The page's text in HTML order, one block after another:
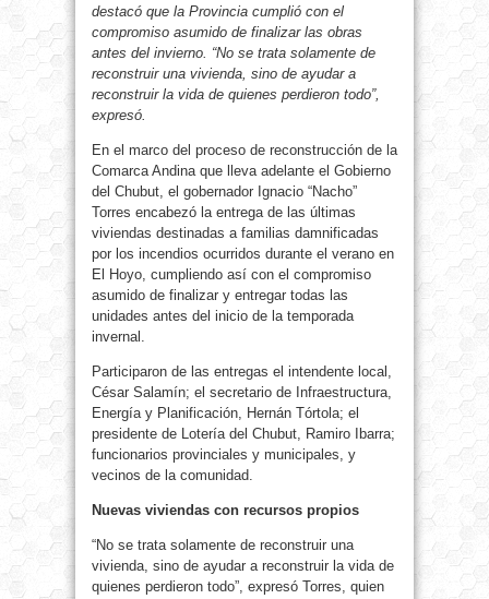
destacó que la Provincia cumplió con el
compromiso asumido de finalizar las obras
antes del invierno. “No se trata solamente de
reconstruir una vivienda, sino de ayudar a
reconstruir la vida de quienes perdieron todo”,
expresó.
En el marco del proceso de reconstrucción de la
Comarca Andina que lleva adelante el Gobierno
del Chubut, el gobernador Ignacio “Nacho”
Torres encabezó la entrega de las últimas
viviendas destinadas a familias damnificadas
por los incendios ocurridos durante el verano en
El Hoyo, cumpliendo así con el compromiso
asumido de finalizar y entregar todas las
unidades antes del inicio de la temporada
invernal.
Participaron de las entregas el intendente local,
César Salamín; el secretario de Infraestructura,
Energía y Planificación, Hernán Tórtola; el
presidente de Lotería del Chubut, Ramiro Ibarra;
funcionarios provinciales y municipales, y
vecinos de la comunidad.
Nuevas viviendas con recursos propios
“No se trata solamente de reconstruir una
vivienda, sino de ayudar a reconstruir la vida de
quienes perdieron todo”, expresó Torres, quien